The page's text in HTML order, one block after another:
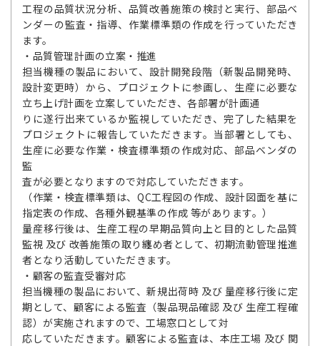
工程の品質状況分析、品質改善施策の検討と実行、部品ベ
ンダーの監査・指導、作業標準類の作成を行っていただき
ます。
・品質管理計画の立案・推進
担当機種の製品において、設計開発段階（新製品開発時、
設計変更時）から、プロジェクトに参画し、生産に必要な
立ち上げ計画を立案していただき、各部署が計画通
りに遂行出来ているか監視していただき、完了した結果を
プロジェクトに報告していただきます。当部署としても、
生産に必要な作業・検査標準類の作成対応、部品ベンダの
監
査が必要となりますので対応していただきます。
（作業・検査標準類は、QC工程図の作成、設計図面を基に
指定表の作成、各種外観基準の作成 等があります。）
量産移行後は、生産工程の早期品質向上と目的とした品質
監視 及び 改善施策の取り纏め者として、初期流動管理推進
者となり活動していただきます。
・顧客の監査受審対応
担当機種の製品において、新規出荷時 及び 量産移行後に定
期として、顧客による監査（製品現品確認 及び 生産工程確
認）が実施されますので、工場窓口として対
応していただきます。顧客による監査は、本庄工場 及び 関